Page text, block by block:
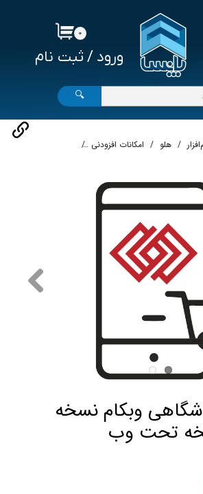
ورود / ثبت نام
۰
🔍
هلو امکانات افزودنی
وبکام نسخه
تحت وب